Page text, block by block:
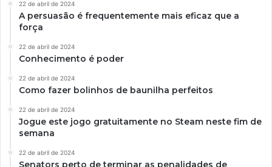
22 de abril de 2024
A persuasão é frequentemente mais eficaz que a
força
22 de abril de 2024
Conhecimento é poder
22 de abril de 2024
Como fazer bolinhos de baunilha perfeitos
22 de abril de 2024
Jogue este jogo gratuitamente no Steam neste fim de
semana
22 de abril de 2024
Senators perto de terminar as penalidades de